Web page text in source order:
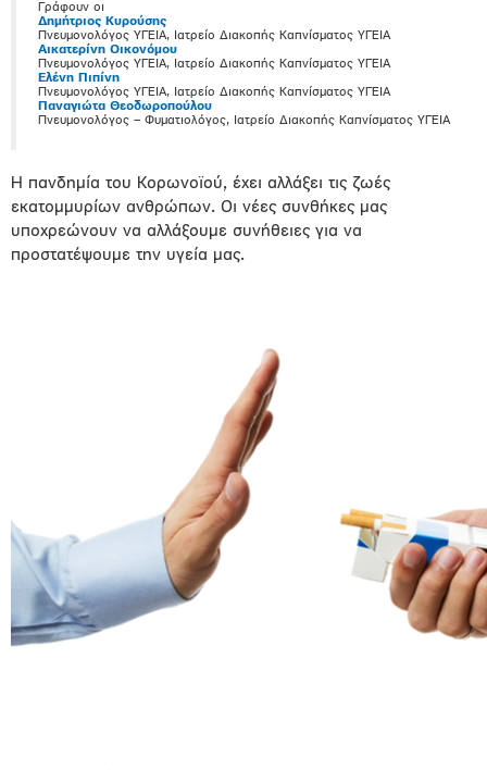
Γράφουν οι
Δημήτριος Κυρούσης
Πνευμονολόγος ΥΓΕΙΑ, Ιατρείο Διακοπής Καπνίσματος ΥΓΕΙΑ
Αικατερίνη Οικονόμου
Πνευμονολόγος ΥΓΕΙΑ, Ιατρείο Διακοπής Καπνίσματος ΥΓΕΙΑ
Ελένη Πιπίνη
Πνευμονολόγος ΥΓΕΙΑ, Ιατρείο Διακοπής Καπνίσματος ΥΓΕΙΑ
Παναγιώτα Θεοδωροπούλου
Πνευμονολόγος – Φυματιολόγος, Ιατρείο Διακοπής Καπνίσματος ΥΓΕΙΑ
Η πανδημία του Κορωνοϊού, έχει αλλάξει τις ζωές
εκατομμυρίων ανθρώπων. Οι νέες συνθήκες μας
υποχρεώνουν να αλλάξουμε συνήθειες για να
προστατέψουμε την υγεία μας.